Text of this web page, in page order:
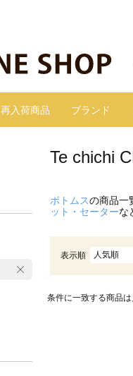
再入荷商品 ブランド
Te chichi
ボトムスの商品一
ット・セーターな
表示順 人気順
条件に一致する商品